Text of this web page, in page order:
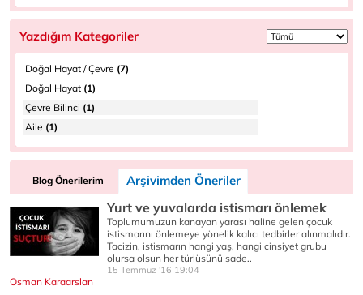
Yazdığım Kategoriler
Doğal Hayat / Çevre (7)
Doğal Hayat (1)
Çevre Bilinci (1)
Aile (1)
Blog Önerilerim Arşivimden Öneriler
Yurt ve yuvalarda istismarı önlemek
Toplumumuzun kanayan yarası haline gelen çocuk
istismarını önlemeye yönelik kalıcı tedbirler alınmalıdır.
Tacizin, istismarın hangi yaş, hangi cinsiyet grubu
olursa olsun her türlüsünü sade..
15 Temmuz '16 19:04
Osman Karaarslan